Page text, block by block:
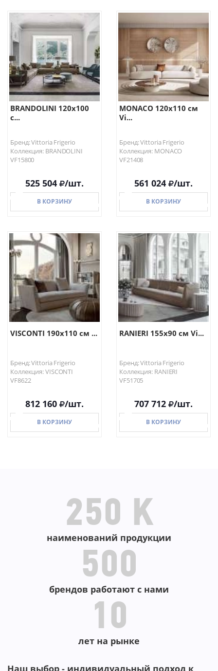
В КОРЗИНУ В КОРЗИНУ
BRANDOLINI 120х100
с...
Бренд: Vittoria Frigerio
Коллекция: BRANDOLINI
VF15800
525 504 /шт.
В КОРЗИНУ
В КОРЗИНУ
MONACO 120х110 см
Vi...
Бренд: Vittoria Frigerio
Коллекция: MONACO
VF21408
561 024 /шт.
В КОРЗИНУ
В КОРЗИНУ
VISCONTI 190х110 см ...
Бренд: Vittoria Frigerio
Коллекция: VISCONTI
VF8622
812 160 /шт.
В КОРЗИНУ
RANIERI 155х90 см Vi...
Бренд: Vittoria Frigerio
Коллекция: RANIERI
VF51705
707 712 /шт.
В КОРЗИНУ
250 K
наименований продукции
500
брендов работают с нами
10
лет на рынке
Наш выбор - индивидуальный подход к